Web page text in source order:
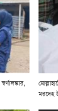
মরদেহ